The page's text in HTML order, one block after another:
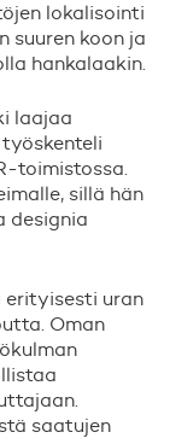
lokalisointi
suuren koon ja
hankalaakin.
laajaa
toimistossa.
sillä hän
designia
erityisesti uran
Oman
saatujen